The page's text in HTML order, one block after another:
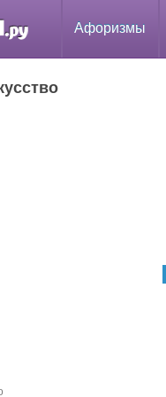
Афоризмы